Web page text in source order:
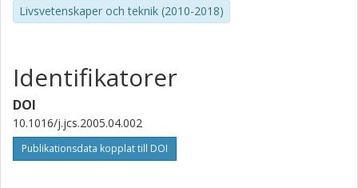
Livsvetenskaper och teknik (2010-2018)
Identifikatorer
DOI
10.1016/j.jcs.2005.04.002
Publikationsdata kopplat till DOI